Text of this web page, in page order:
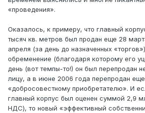
«проведения».
Оказалось, к примеру, что главный
тысяч кв. метров был продан еще 28
апреля (за день до назначенных
обременение (благодаря которому его
день (вот темпы-то!) он был перепродан
лицу, а в июне 2006 года перепродан
«добросовестному приобретателю». И
главный корпус был оценен суммой 2,9
НДС), то новый «эффективный